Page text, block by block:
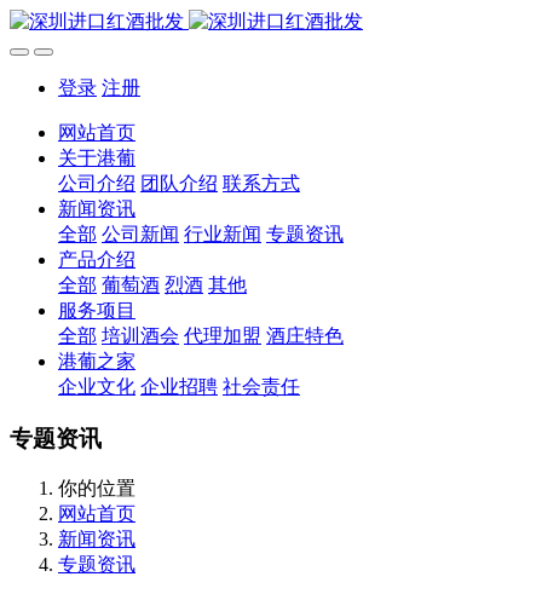
登录 注册
网站首页
关于港葡
公司介绍 团队介绍 联系方式
新闻资讯
全部 公司新闻 行业新闻 专题资讯
产品介绍
全部 葡萄酒 烈酒 其他
服务项目
全部 培训酒会 代理加盟 酒庄特色
港葡之家
企业文化 企业招聘 社会责任
专题资讯
你的位置
网站首页
新闻资讯
专题资讯